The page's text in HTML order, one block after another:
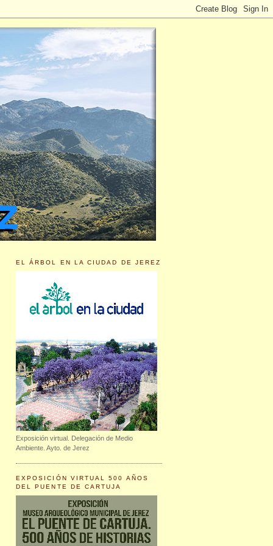
EL ÁRBOL EN LA CIUDAD DE JEREZ
Exposición virtual. Delegación de Medio
Ambiente. Ayto. de Jerez
EXPOSICIÓN VIRTUAL 500 AÑOS
DEL PUENTE DE CARTUJA